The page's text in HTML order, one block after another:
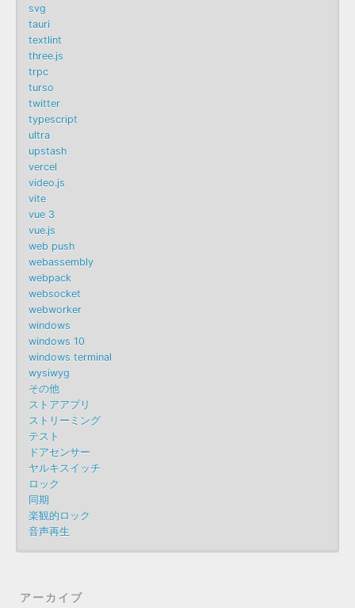
svg
tauri
textlint
three.js
trpc
turso
twitter
typescript
ultra
upstash
vercel
video.js
vite
vue 3
vue.js
web push
webassembly
webpack
websocket
webworker
windows
windows 10
windows terminal
wysiwyg
その他
ストアアプリ
ストリーミング
テスト
ドアセンサー
ヤルキスイッチ
ロック
同期
楽観的ロック
音声再生
アーカイブ